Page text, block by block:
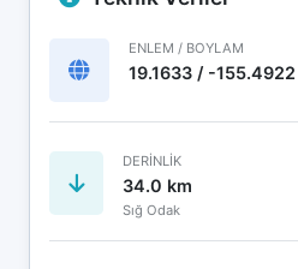
ENLEM / BOYLAM
19.1633 / -155.4922
DERINLIK
34.0 km
Sığ Odak